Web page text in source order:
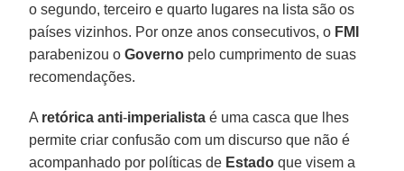
o segundo, terceiro e quarto lugares na lista são os
países vizinhos. Por onze anos consecutivos, o FMI
parabenizou oGoverno pelo cumprimento de suas
recomendações.
A retórica anti-imperialista é uma casca que lhes
permite criar confusão com um discurso que não é
acompanhado por políticas de Estado que visem a